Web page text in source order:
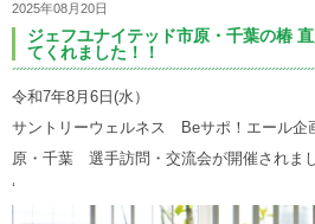
2025年08月20日
ジェフユナイテッド市原・千葉の椿
てくれました！！
令和7年8月6日(水）
サントリーウェルネス Beサポ！エール
原・千葉 選手訪問・交流会が開催されまし
‘